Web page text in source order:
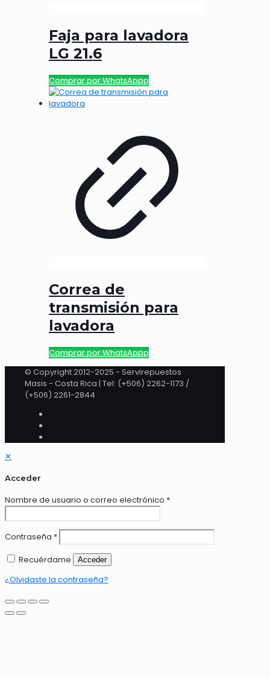
Faja para lavadora
LG 21.6
Comprar por WhatsAppp
Correa de
transmisión para
lavadora
Comprar por WhatsAppp
© Copyright 2012-2025 - Servirepuestos
Masis - Costa Rica | Tel: (+506) 2262-1173 /
(+506) 2261-2844
✕
Acceder
Nombre de usuario o correo electrónico *
Contraseña *
Recuérdame
Acceder
¿Olvidaste la contraseña?